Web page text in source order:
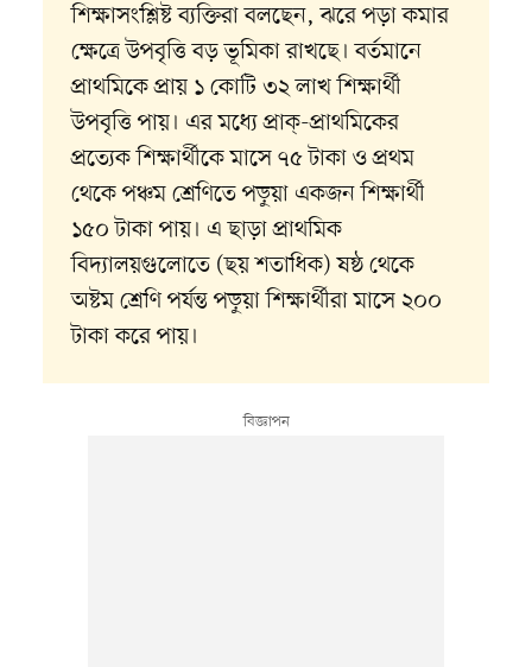
শিক্ষাসংশ্লিষ্ট ব্যক্তিরা বলছেন, ঝরে পড়া কমার
ক্ষেত্রে উপবৃত্তি বড় ভূমিকা রাখছে। বর্তমানে
প্রাথমিকে প্রায় ১ কোটি ৩২ লাখ শিক্ষার্থী
উপবৃত্তি পায়। এর মধ্যে প্রাক্-প্রাথমিকের
প্রত্যেক শিক্ষার্থীকে মাসে ৭৫ টাকা ও প্রথম
থেকে পঞ্চম শ্রেণিতে পড়ুয়া একজন শিক্ষার্থী
১৫০ টাকা পায়। এ ছাড়া প্রাথমিক
বিদ্যালয়গুলোতে (ছয় শতাধিক) ষষ্ঠ থেকে
অষ্টম শ্রেণি পর্যন্ত পড়ুয়া শিক্ষার্থীরা মাসে ২০০
টাকা করে পায়।